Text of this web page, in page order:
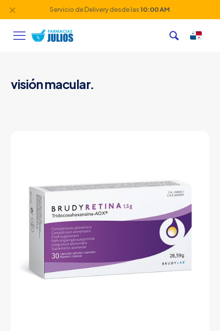
Servicio de Delivery desde las10:00 AM
✕
visión macular.